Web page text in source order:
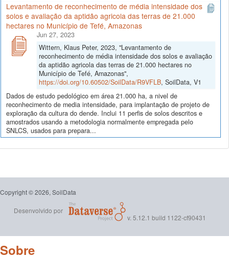
Levantamento de reconhecimento de média intensidade dos
solos e avaliação da aptidão agricola das terras de 21.000
hectares no Município de Tefé, Amazonas
Jun 27, 2023
Wittern, Klaus Peter, 2023, "Levantamento de
reconhecimento de média intensidade dos solos e avaliação
da aptidão agricola das terras de 21.000 hectares no
Município de Tefé, Amazonas",
https://doi.org/10.60502/SoilData/R9VFLB, SoilData, V1
Dados de estudo pedológico em área 21.000 ha, a nivel de
reconhecimento de media intensidade, para implantação de projeto de
exploração da cultura do dende. Inclui 11 perfis de solos descritos e
amostrados usando a metodologia normalmente empregada pelo
SNLCS, usados para prepara...
Copyright © 2026, SoilData
Desenvolvido por
v. 5.12.1 build 1122-cf90431
Sobre